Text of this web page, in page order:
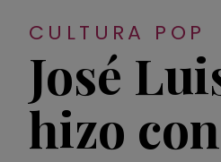
CULTURA POP
José
hizo